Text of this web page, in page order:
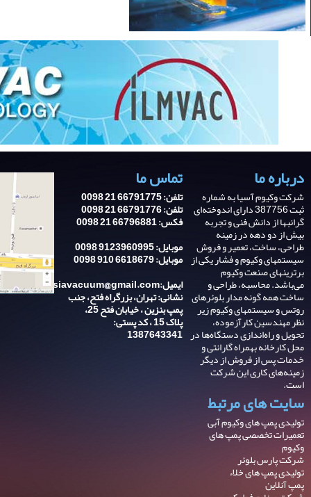
درباره ما
شرکت وکیوم آسیا به شماره
ثبت 387756 دارای اندوخته‌ای
گرانبها از دانش فنی و تجربه‌
بیش از دو دهه در زمینه
طراحی، ساخت، تعمیر و فروش
سیستمهای وکیوم و فشار یکی از
برترینهای صنعت وکیوم
می‌باشد. محاسبه، طراحی و
ساخت همه گونه مدار بلوئرهای
روتس و سیستمهای وکیوم زیر
نظر مهندسین کارآزموده،
تحویل و راه‌اندازی دستگاه‌ها در
محل کارخانه بهمراه گارانتی و
خدمات پس از فروش از دیگر
زمینه‌های کاری این شرکت
است.
سایت های مرتبط
تولیدی پمپ های وکیوم آبی
تعمیرات تخصصی پمپ های
وکیوم
شرکت پارس بلوئر
تولیدی پمپ های خلاء
پمپ آنلاین
تماس ما
تلفن: 66791775 21 0098
تلفن: 66791776 21 0098
فکس: 66796881 21 0098
موبایل: 9123960995 0098
موبایل: 6618679 910 0098
ایمیل:asiavacuum@gmail.com
نشانی: تهران، بزرگراه فتح، جنب
پمپ بنزین ، خیابان فتح 25،
پلاک 15 ، کد پستی:
1387643341